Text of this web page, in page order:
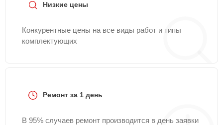
Низкие цены
Конкурентные цены на все виды работ и типы
комплектующих
Ремонт за 1 день
В 95% случаев ремонт производится в день заявки